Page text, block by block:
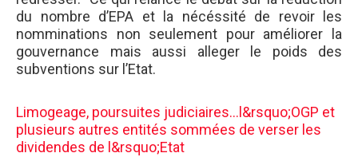
du nombre d’EPA et la nécéssité de revoir les
nomminations non seulement pour améliorer la
gouvernance mais aussi alleger le poids des
subventions sur l’Etat.
Limogeage, poursuites judiciaires…l&rsquo;OGP et
plusieurs autres entités sommées de verser les
dividendes de l&rsquo;Etat